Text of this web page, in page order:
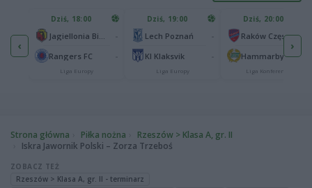
‹
1
0
Dziś, 18:00
Rangers FC
Liga Europy
Dziś, 19:00
Lech Poznań
KI Klaksvik
Liga Europy
Dziś, 20:00
Raków Częstochowa
Hammarby IF
Liga Konferencji
›
Strona główna Piłka nożna
Rzeszów > Klasa A, gr. II
Iskra Jawornik Polski – Zorza Trzeboś
ZOBACZ TEŻ
Rzeszów > Klasa A, gr. II - terminarz